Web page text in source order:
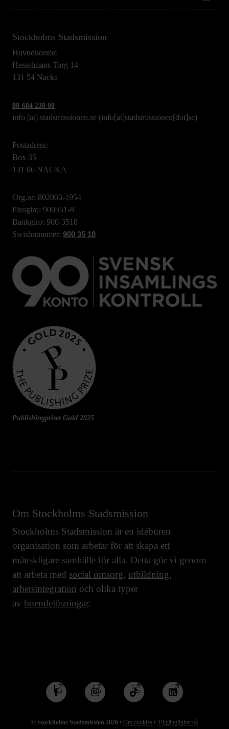
Stockholms Stadsmission
Huvudkontor:
Hesselmans Torg 14
131 54 Nacka
08-684 230 00
info [at] stadsmissionen.se (info[at]stadsmissionen[dot]se)
Postadress:
Box 35
131 06 NACKA
Org.nr: 802003-1954
Plusgiro: 900351-8
Bankgiro: 900-3518
Swishnummer: 900 35 18
Publishingpriset Guld 2025
Om Stockholms Stadsmission
Stockholms Stadsmission är en idéburen
organisation som arbetar för att skapa ett
mänskligare samhälle för alla. Detta gör vi genom
att arbeta med social omsorg, utbildning,
arbetsintegration och olika typer
av boendelösningar.
© Stockholms Stadsmission 2026 • Om cookies • Tillgänglighet på
Följ
oss
Facebook
Följ
oss
Instagram
Följ
oss
TikTok
Följ
oss
Linkedin